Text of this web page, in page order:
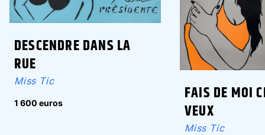
DESCENDRE DANS LA
RUE
Miss Tic
1 600 euros
FAIS DE MOI
VEUX
Miss Tic